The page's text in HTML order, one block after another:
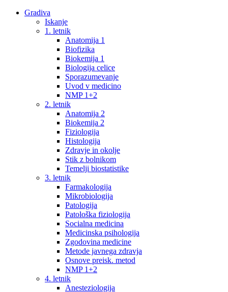
Gradiva
Iskanje
1. letnik
Anatomija 1
Biofizika
Biokemija 1
Biologija celice
Sporazumevanje
Uvod v medicino
NMP 1+2
2. letnik
Anatomija 2
Biokemija 2
Fiziologija
Histologija
Zdravje in okolje
Stik z bolnikom
Temelji biostatistike
3. letnik
Farmakologija
Mikrobiologija
Patologija
Patološka fiziologija
Socialna medicina
Medicinska psihologija
Zgodovina medicine
Metode javnega zdravja
Osnove preisk. metod
NMP 1+2
4. letnik
Anesteziologija